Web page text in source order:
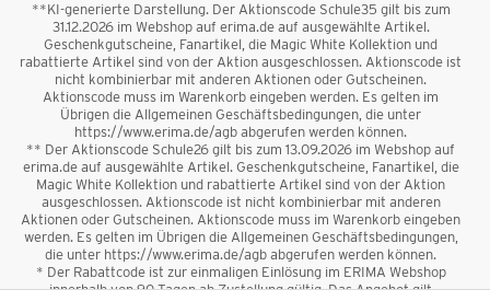
**KI-generierte Darstellung. Der Aktionscode Schule35 gilt bis zum
31.12.2026 im Webshop auf erima.de auf ausgewählte Artikel.
Geschenkgutscheine, Fanartikel, die Magic White Kollektion und
rabattierte Artikel sind von der Aktion ausgeschlossen. Aktionscode ist
nicht kombinierbar mit anderen Aktionen oder Gutscheinen.
Aktionscode muss im Warenkorb eingeben werden. Es gelten im
Übrigen die Allgemeinen Geschäftsbedingungen, die unter
https://www.erima.de/agb abgerufen werden können.
** Der Aktionscode Schule26 gilt bis zum 13.09.2026 im Webshop auf
erima.de auf ausgewählte Artikel. Geschenkgutscheine, Fanartikel, die
Magic White Kollektion und rabattierte Artikel sind von der Aktion
ausgeschlossen. Aktionscode ist nicht kombinierbar mit anderen
Aktionen oder Gutscheinen. Aktionscode muss im Warenkorb eingeben
werden. Es gelten im Übrigen die Allgemeinen Geschäftsbedingungen,
die unter https://www.erima.de/agb abgerufen werden können.
* Der Rabattcode ist zur einmaligen Einlösung im ERIMA Webshop
innerhalb von 90 Tagen ab Zustellung gültig. Das Angebot gilt